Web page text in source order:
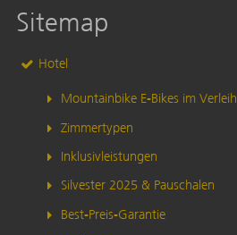
Sitemap
Hotel
Mountainbike E-Bikes im Verleih
Zimmertypen
Inklusivleistungen
Silvester 2025 & Pauschalen
Best-Preis-Garantie